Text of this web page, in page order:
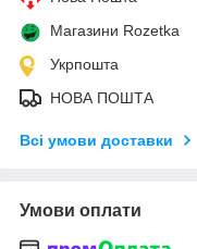
Магазини Rozetka
Укрпошта
НОВА ПОШТА
Всі умови доставки
Умови оплати